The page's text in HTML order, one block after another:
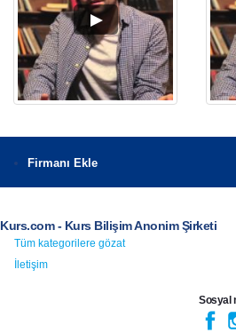
Firmanı Ekle
Kurs.com - Kurs Bilişim Anonim Şirketi
Tüm kategorilere gözat
İletişim
Sosyal